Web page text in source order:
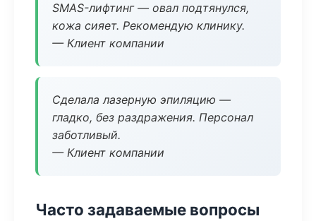
SMAS-лифтинг — овал подтянулся,
кожа сияет. Рекомендую клинику.
— Клиент компании
Сделала лазерную эпиляцию —
гладко, без раздражения. Персонал
заботливый.
— Клиент компании
Часто задаваемые вопросы